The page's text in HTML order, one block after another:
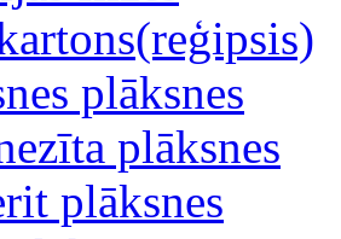
plāksnes
plāksnes
plāksnes